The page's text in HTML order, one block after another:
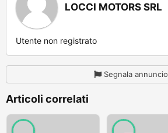
LOCCI MOTORS SRL
Utente non registrato
Segnala annuncio
Articoli correlati